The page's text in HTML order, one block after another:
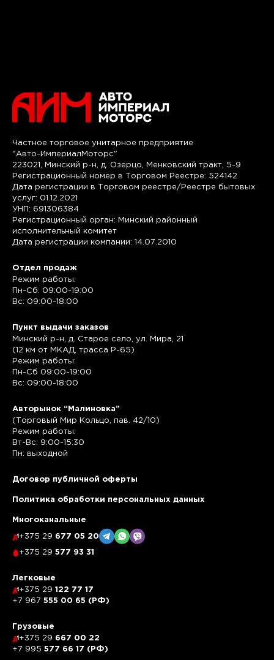
Частное торговое унитарное предприятие
"Авто-ИмпериалМоторс"
223021, Минский р-н, д. Озерцо, Менковский тракт, 5-9
Регистрационный номер в Торговом Реестре: 524142
Дата регистрации в Торговом реестре/Реестре бытовых
услуг: 01.12.2021
УНП: 691306384
Регистрационный орган: Минский районный
исполнительный комитет
Дата регистрации компании: 14.07.2010
Отдел продаж
Режим работы:
Пн-Сб: 09:00-19:00
Вс: 09:00-18:00
Пункт выдачи заказов
Минский р-н, д. Старое село, ул. Мира, 21
(12 км от МКАД, трасса P-65)
Режим работы:
Пн-Сб 09:00-19:00
Вс: 09:00-18:00
Авторынок “Малиновка”
(Торговый Мир Кольцо, пав. 42/10)
Режим работы:
Вт-Вс: 9:00-15:30
Пн: выходной
Договор публичной оферты
Политика обработки персональных данных
Многоканальные
+375 29 677 05 20
+375 29 577 93 31
Легковые
+375 29 122 77 17
+7 967 555 00 65 (РФ)
Грузовые
+375 29 667 00 22
+7 995 577 66 17 (РФ)